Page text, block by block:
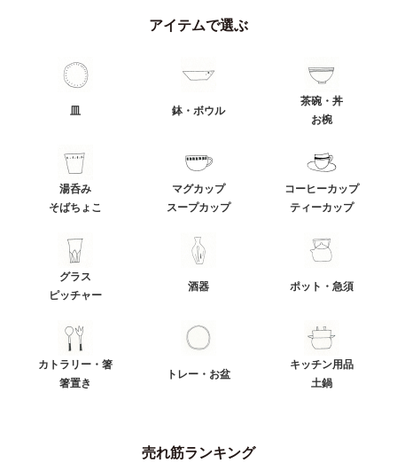
アイテムで選ぶ
皿 鉢・ボウル
茶碗・丼
お椀
湯呑み
そばちょこ
マグカップ
スープカップ
コーヒーカップ
ティーカップ
グラス
ピッチャー
酒器 ポット・急須
カトラリー・箸
箸置き
トレー・お盆
キッチン用品
土鍋
売れ筋ランキング